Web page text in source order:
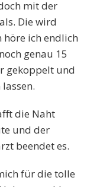
mit der
Die wird
höre ich endlich
genau 15
gekoppelt und
die Naht
und der
beendet es.
für die tolle